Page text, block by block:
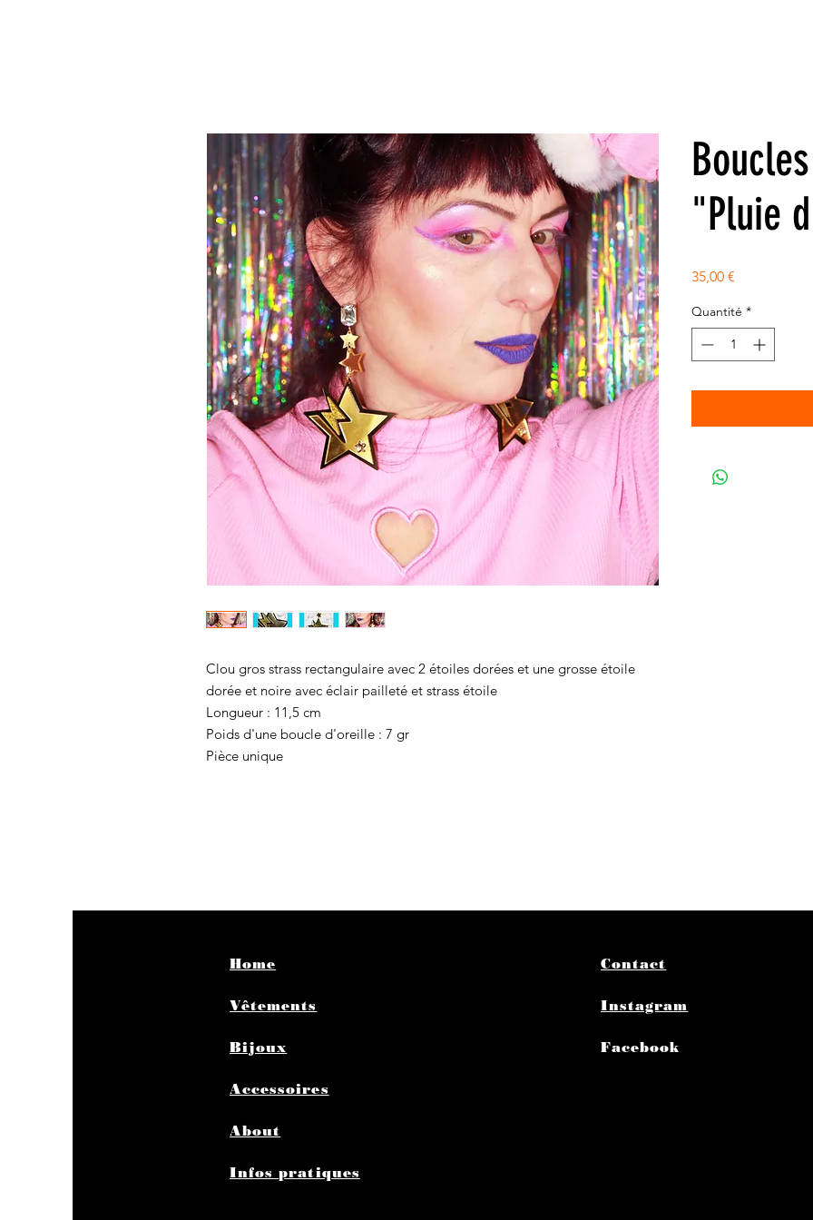
Clou gros strass rectangulaire avec 2 étoiles dorées et une grosse étoile
dorée et noire avec éclair pailleté et strass étoile
Longueur : 11,5 cm
Poids d'une boucle d'oreille : 7 gr
Pièce unique
"Pluie
35,00 €
Quantité *
Home
Vêtements
Bijoux
Accessoires
About
Infos pratiques
Contact
Instagram
Facebook